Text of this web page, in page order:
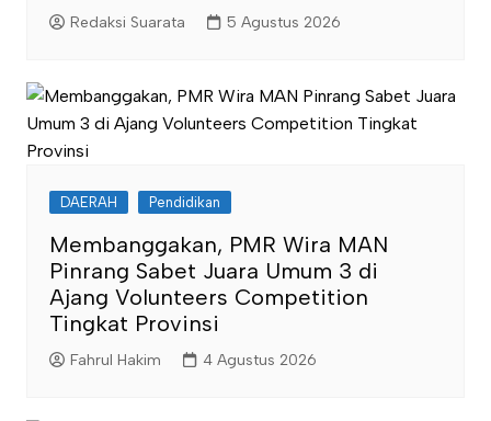
Redaksi Suarata 5 Agustus 2026
DAERAH Pendidikan
Membanggakan, PMR Wira MAN
Pinrang Sabet Juara Umum 3 di
Ajang Volunteers Competition
Tingkat Provinsi
Fahrul Hakim 4 Agustus 2026